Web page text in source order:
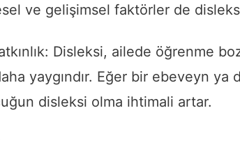
ve gelişimsel faktörler de
Disleksi, ailede öğrenme
yaygındır. Eğer bir ebeveyn ya
disleksi olma ihtimali artar.